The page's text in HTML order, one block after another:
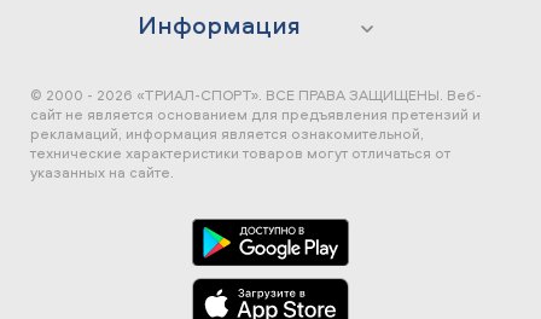
Информация
© 2000 - 2026 «ТРИАЛ-СПОРТ». ВСЕ ПРАВА ЗАЩИЩЕНЫ. Веб-
сайт не является основанием для предъявления претензий и
рекламаций, информация является ознакомительной,
технические характеристики товаров могут отличаться от
указанных на сайте.